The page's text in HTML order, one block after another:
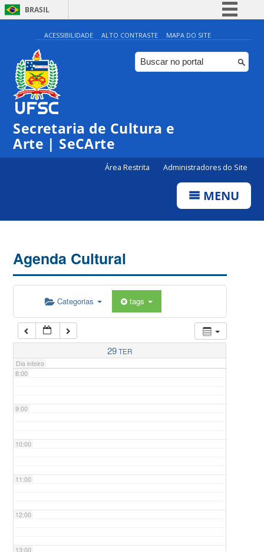
BRASIL
Simplifique!
Comunica BR
Participe
ACESSIBILIDADE ALTO CONTRASTE MAPA DO SITE
Secretaria de Cultura e
Arte | SeCArte
Área Restrita Administradores do Site
MENU
Agenda Cultural
Categorias tags
29TER
Dia inteiro
0:00
1:00
5:00
7:00
8:00
9:00
10:00
11:00
12:00
13:00